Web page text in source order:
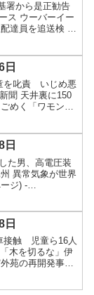
署から是正勧告
ス ウーバーイー
達員を追送検 ｜
日
を叱責 いじめ悪
聞 天井裏に150
めく「ワモンゴ
日
た男、高電圧装
異常気象が世界
ジ) -
日
接触 児童ら16人
木を切るな」伊
苑の再開発事業